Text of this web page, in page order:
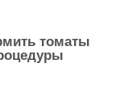
томаты